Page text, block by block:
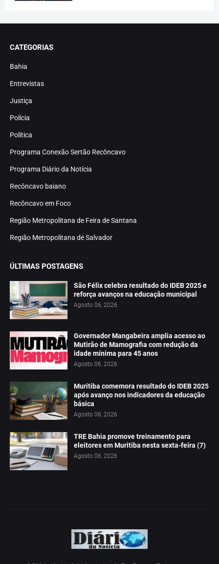
CATEGORIAS
Bahia
Entrevistas
Justiça
Polícia
Política
Programa Conexão Sertão Recôncavo
Programa Diário da Notícia
Recôncavo baiano
Recôncavo em Foco
Região Metropolitana de Feira de Santana
Região Metropolitana de Salvador
ÚLTIMAS POSTAGENS
São Félix celebra resultado do IDEB 2025 e
reforça avanços na educação municipal
Agosto 06, 2026
Governador Mangabeira amplia acesso ao
Mutirão de Mamografia com redução da
idade mínima para 45 anos
Agosto 06, 2026
Muritiba comemora resultado do IDEB 2025
após avanço nos indicadores da educação
básica
Agosto 06, 2026
TRE Bahia promove treinamento para
eleitores em Muritiba nesta sexta-feira (7)
Agosto 06, 2026